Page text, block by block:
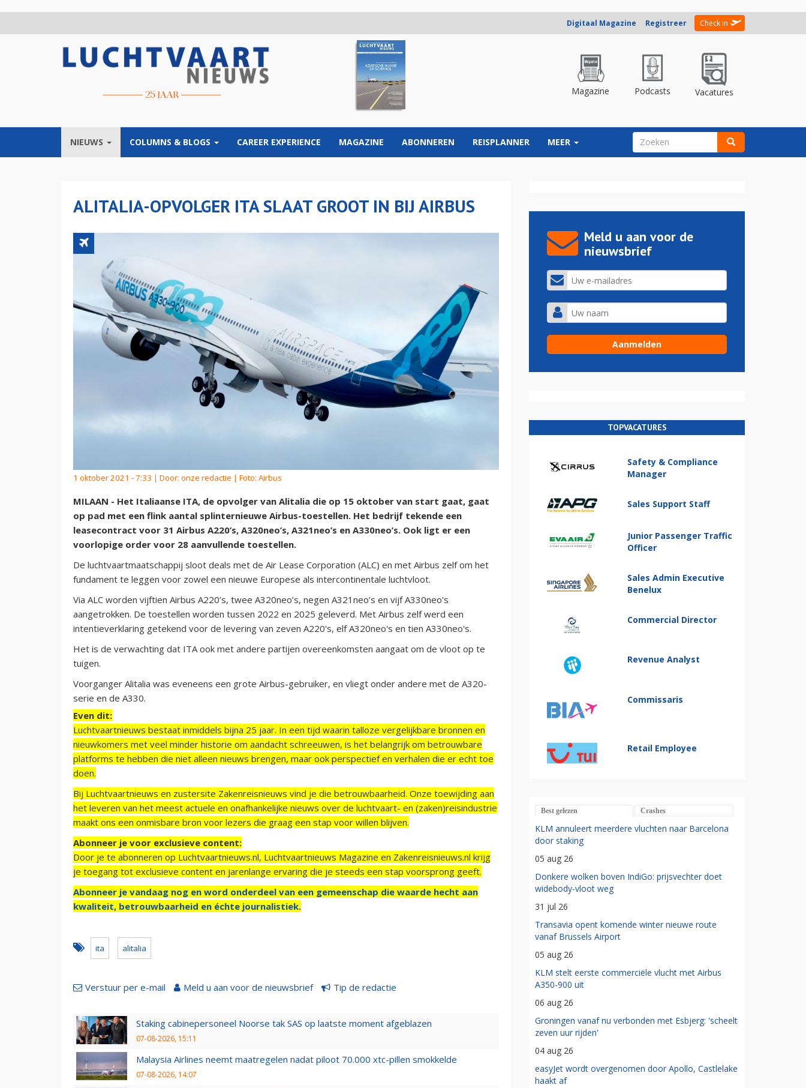
Digitaal Magazine Registreer Check in
Magazine Podcasts Vacatures
NIEUWS COLUMNS & BLOGS CAREER EXPERIENCE MAGAZINE ABONNEREN REISPLANNER MEER ZOEKVELD
ALITALIA-OPVOLGER ITA SLAAT GROOT IN BIJ AIRBUS
1 oktober 2021 - 7:33 | Door: onze redactie | Foto: Airbus
MILAAN - Het Italiaanse ITA, de opvolger van Alitalia die op 15 oktober van start gaat, gaat
op pad met een flink aantal splinternieuwe Airbus-toestellen. Het bedrijf tekende een
leasecontract voor 31 Airbus A220’s, A320neo’s, A321neo’s en A330neo’s. Ook ligt er een
voorlopige order voor 28 aanvullende toestellen.
De luchtvaartmaatschappij sloot deals met de Air Lease Corporation (ALC) en met Airbus zelf om het
fundament te leggen voor zowel een nieuwe Europese als intercontinentale luchtvloot.
Via ALC worden vijftien Airbus A220’s, twee A320neo’s, negen A321neo’s en vijf A330neo's
aangetrokken. De toestellen worden tussen 2022 en 2025 geleverd. Met Airbus zelf werd een
intentieverklaring getekend voor de levering van zeven A220's, elf A320neo's en tien A330neo's.
Het is de verwachting dat ITA ook met andere partijen overeenkomsten aangaat om de vloot op te
tuigen.
Voorganger Alitalia was eveneens een grote Airbus-gebruiker, en vliegt onder andere met de A320-
serie en de A330.
Even dit:
Luchtvaartnieuws bestaat inmiddels bijna 25 jaar. In een tijd waarin talloze vergelijkbare bronnen en
nieuwkomers met veel minder historie om aandacht schreeuwen, is het belangrijk om betrouwbare
platforms te hebben die niet alleen nieuws brengen, maar ook perspectief en verhalen die er echt toe
doen.
Bij Luchtvaartnieuws en zustersite Zakenreisnieuws vind je die betrouwbaarheid. Onze toewijding aan
het leveren van het meest actuele en onafhankelijke nieuws over de luchtvaart- en (zaken)reisindustrie
maakt ons een onmisbare bron voor lezers die graag een stap voor willen blijven.
Abonneer je voor exclusieve content:
Door je te abonneren op Luchtvaartnieuws.nl, Luchtvaartnieuws Magazine en Zakenreisnieuws.nl krijg
je toegang tot exclusieve content en jarenlange ervaring die je steeds een stap voorsprong geeft.
Abonneer je vandaag nog en word onderdeel van een gemeenschap die waarde hecht aan
kwaliteit, betrouwbaarheid en échte journalistiek.
ita alitalia
Verstuur per e-mail Meld u aan voor de nieuwsbrief Tip de redactie
Staking cabinepersoneel Noorse tak SAS op laatste moment afgeblazen
07-08-2026, 15:11
Malaysia Airlines neemt maatregelen nadat piloot 70.000 xtc-pillen smokkelde
07-08-2026, 14:07
Meld u aan voor de
nieuwsbrief
TOPVACATURES
Safety & Compliance
Manager
Sales Support Staff
Junior Passenger Traffic
Officer
Sales Admin Executive
Benelux
Commercial Director
Revenue Analyst
Commissaris
Retail Employee
Best gelezen Crashes
KLM annuleert meerdere vluchten naar Barcelona
door staking
05 aug 26
Donkere wolken boven IndiGo: prijsvechter doet
widebody-vloot weg
31 jul 26
Transavia opent komende winter nieuwe route
vanaf Brussels Airport
05 aug 26
KLM stelt eerste commerciële vlucht met Airbus
A350-900 uit
06 aug 26
Groningen vanaf nu verbonden met Esbjerg: 'scheelt
zeven uur rijden'
04 aug 26
easyJet wordt overgenomen door Apollo, Castlelake
haakt af